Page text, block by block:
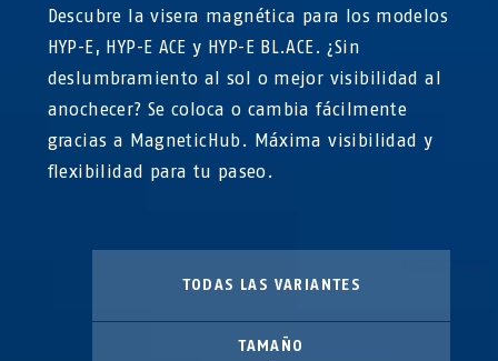
Descubre la visera magnética para los modelos
HYP-E, HYP-E ACE y HYP-E BL.ACE. ¿Sin
deslumbramiento al sol o mejor visibilidad al
anochecer? Se coloca o cambia fácilmente
gracias a MagneticHub. Máxima visibilidad y
flexibilidad para tu paseo.
TODAS LAS VARIANTES
TAMAÑO